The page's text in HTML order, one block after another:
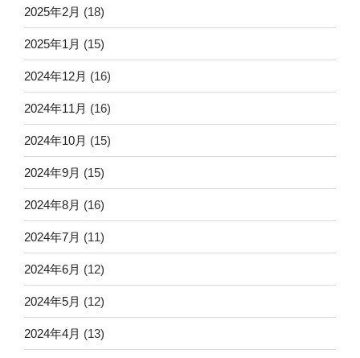
2025年2月 (18)
2025年1月 (15)
2024年12月 (16)
2024年11月 (16)
2024年10月 (15)
2024年9月 (15)
2024年8月 (16)
2024年7月 (11)
2024年6月 (12)
2024年5月 (12)
2024年4月 (13)